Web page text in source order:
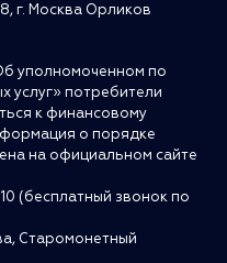
г. Москва Орликов
уполномоченном по
услуг» потребители
к финансовому
о порядке
на официальном сайте
(бесплатный звонок по
Старомонетный